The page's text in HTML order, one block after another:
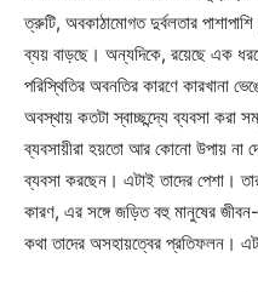
ত্রুটি, অবকাঠামোগত দুর্বলতার
ব্যয় বাড়ছে। অন্যদিকে, রয়েছে এক
পরিস্থিতির অবনতির কারণে কারখানা
অবস্থায় কতটা স্বাচ্ছন্দ্যে ব্যবসা করা
ব্যবসায়ীরা হয়তো আর কোনো উপায় না
ব্যবসা করছেন। এটাই তাদের পেশা।
কারণ, এর সঙ্গে জড়িত বহু মানুষের
কথা তাদের অসহায়ত্বের প্রতিফলন।